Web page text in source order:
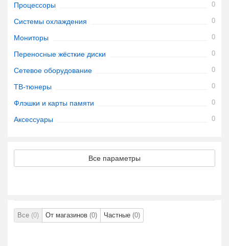
Процессоры 0
Системы охлаждения 0
Мониторы 0
Переносные жёсткие диски 0
Сетевое оборудование 0
ТВ-тюнеры 0
Флэшки и карты памяти 0
Аксессуары 0
Все параметры
Все (0) От магазинов (0) Частные (0)